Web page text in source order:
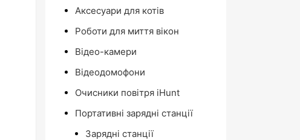
Аксесуари для котів
Роботи для миття вікон
Відео-камери
Відеодомофони
Очисники повітря iHunt
Портативні зарядні станції
Зарядні станції